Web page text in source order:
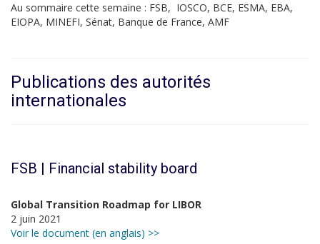
Au sommaire cette semaine : FSB, IOSCO, BCE, ESMA, EBA,
EIOPA, MINEFI, Sénat, Banque de France, AMF
Publications des autorités
internationales
FSB | Financial stability board
Global Transition Roadmap for LIBOR
2 juin 2021
Voir le document (en anglais) >>